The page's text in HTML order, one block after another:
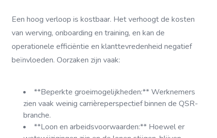
Een hoog verloop is kostbaar. Het verhoogt de kosten
van werving, onboarding en training, en kan de
operationele efficiëntie en klanttevredenheid negatief
beïnvloeden. Oorzaken zijn vaak:
**Beperkte groeimogelijkheden:** Werknemers
zien vaak weinig carrièreperspectief binnen de QSR-
branche.
**Loon en arbeidsvoorwaarden:** Hoewel er